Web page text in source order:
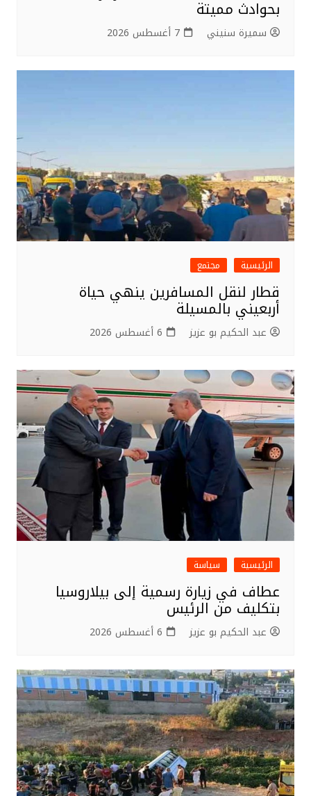
بحوادث مميتة
سميرة سنيني 7 أغسطس 2026
الرئيسية مجتمع
قطار لنقل المسافرين ينهي حياة
أربعيني بالمسيلة
عبد الحكيم بو عزيز 6 أغسطس 2026
الرئيسية سياسة
عطاف في زيارة رسمية إلى بيلاروسيا
بتكليف من الرئيس
عبد الحكيم بو عزيز 6 أغسطس 2026